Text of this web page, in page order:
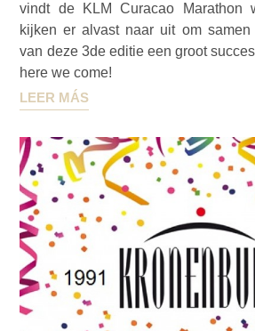
vindt de KLM Curacao Marathon
kijken er alvast naar uit om
van deze 3de editie een groot
here we come!
LEER MÁS